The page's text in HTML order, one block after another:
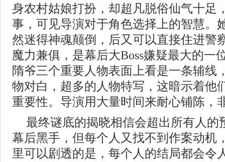
身农村姑娘打扮，却超凡脱俗仙气十足
事，可见导演对于角色选择上的智慧。
然迷得神魂颠倒，后又可以直接住进警
魔力兼俱，是幕后大Boss嫌疑最大的一
隋爷三个重要人物表面上看是一条辅线
物对白，超多的人物特写，这暗示着他
重要性。导演用大量时间来耐心铺陈，
最终谜底的揭晓相信会超出所有人的
幕后黑手，但每个人又找不到作案动机
里可以剧透的是，每个人的结局都会令